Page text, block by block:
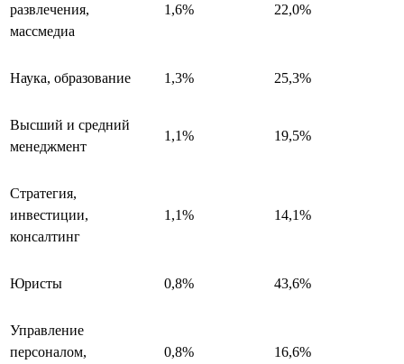
развлечения,
массмедиа
1,6% 22,0%
Наука, образование 1,3% 25,3%
Высший и средний
менеджмент
1,1% 19,5%
Стратегия,
инвестиции,
консалтинг
1,1% 14,1%
Юристы 0,8% 43,6%
Управление
персоналом,
0,8% 16,6%